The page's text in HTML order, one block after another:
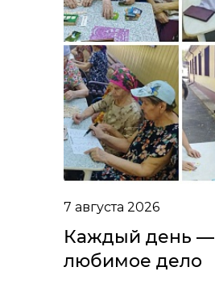
7 августа 2026
Каждый день —
любимое дело